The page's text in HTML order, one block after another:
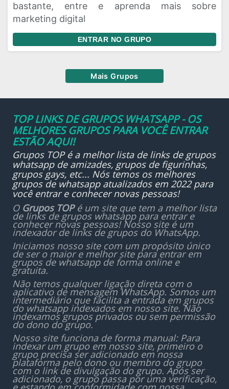
bastante, entre e aprenda mais sobre
marketing digital
ENTRAR NO GRUPO
Mais Grupos
TOP LINKS DE GRUPOS WHATSAPP - OS
MELHORES GRUPOS PARA VOCÊ ENTRAR
ESTÃO AQUI!
Grupos TOP é a melhor lista de links de grupos
whatsapp de amizades, grupos de figurinhas,
grupos gays, etc... Nós temos os melhores
grupos de whatsapp atualizados em 2022 para
você entrar e conhecer novas pessoas!
O Grupos TOPé um site que tem a melhor lista
de links de grupos whatsapp para entrar e
conhecer novas pessoas! Nosso site é um
indexador de links de grupos do WhatsApp.
Iniciamos nosso site com um propósito único
de ser o maior e melhor site para entrar em
grupos de whatsapp de forma online e
gratuita.
Não temos qualquer ligação direta com o
aplicativo de mensagem WhatsApp. Somos um
intermediário que facilita a entrada em grupos
do whatsapp indexados em nosso site. Não
indexamos grupos privados ou sem permissão
do dono do grupo.
Nosso site funciona de forma manual: Para
indexar um grupo em nosso site, primeiro o
grupo precisa ser adicionado em nossa
plataforma pelo dono ou membro do grupo
com o link de divulgação do grupo. Após ser
adicionado, o grupo passa por uma verificação,